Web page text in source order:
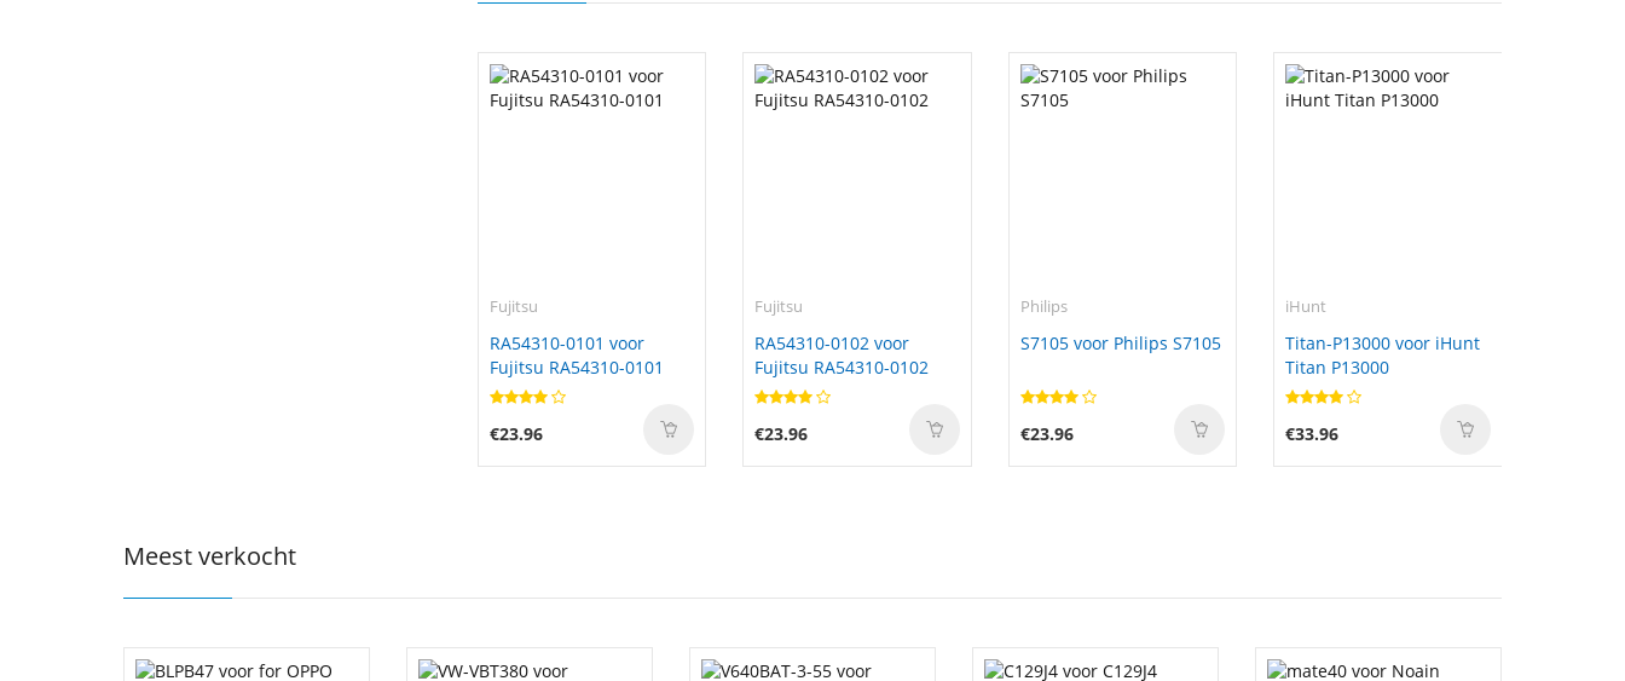
Fujitsu
RA54310-0101 voor
Fujitsu RA54310-0101
€23.96
Fujitsu
RA54310-0102 voor
Fujitsu RA54310-0102
€23.96
Philips
S7105 voor Philips S7105
€23.96
iHunt
Titan-P13000 voor iHunt
Titan P13000
€33.96
Meest verkocht